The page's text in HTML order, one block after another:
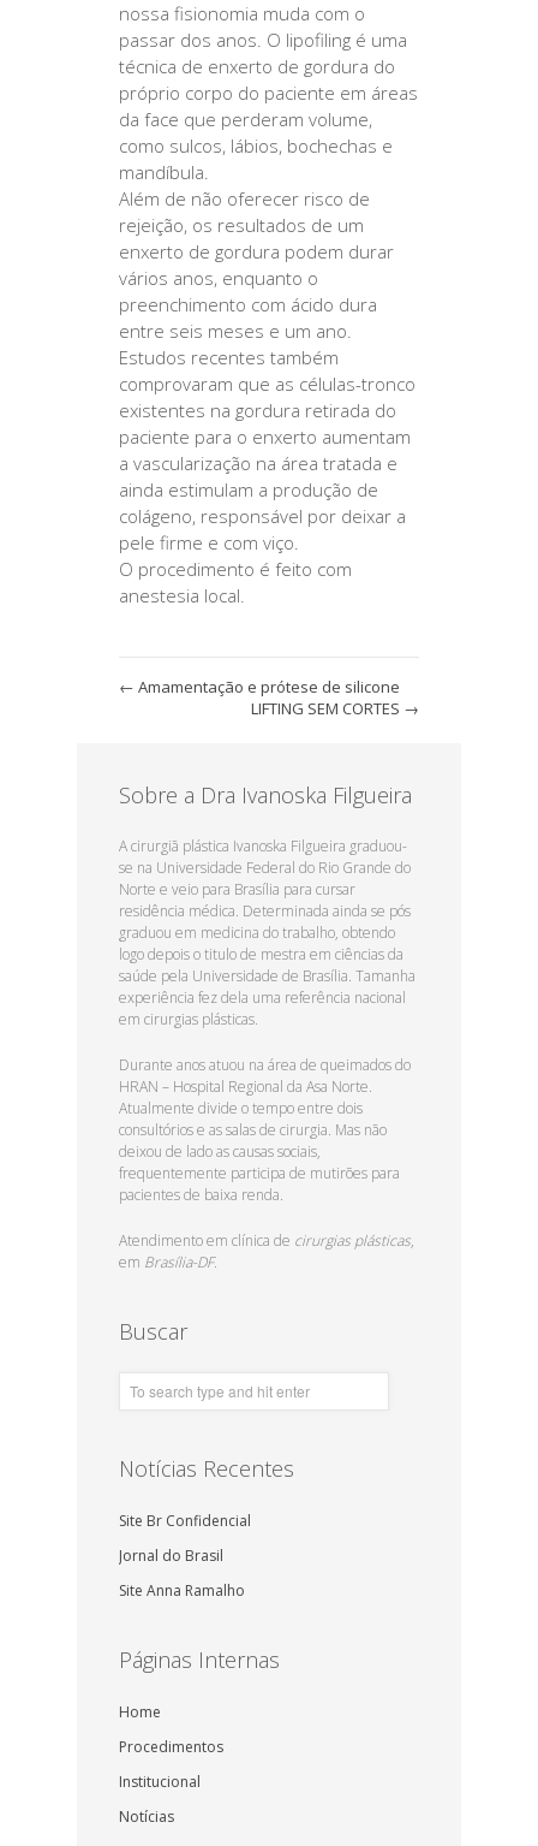
nossa fisionomia muda com o
passar dos anos. O lipofiling é uma
técnica de enxerto de gordura do
próprio corpo do paciente em áreas
da face que perderam volume,
como sulcos, lábios, bochechas e
mandíbula.
Além de não oferecer risco de
rejeição, os resultados de um
enxerto de gordura podem durar
vários anos, enquanto o
preenchimento com ácido dura
entre seis meses e um ano.
Estudos recentes também
comprovaram que as células-tronco
existentes na gordura retirada do
paciente para o enxerto aumentam
a vascularização na área tratada e
ainda estimulam a produção de
colágeno, responsável por deixar a
pele firme e com viço.
O procedimento é feito com
anestesia local.
← Amamentação e prótese de silicone
LIFTING SEM CORTES →
Sobre a Dra Ivanoska Filgueira
A cirurgiã plástica Ivanoska Filgueira graduou-
se na Universidade Federal do Rio Grande do
Norte e veio para Brasília para cursar
residência médica. Determinada ainda se pós
graduou em medicina do trabalho, obtendo
logo depois o titulo de mestra em ciências da
saúde pela Universidade de Brasília. Tamanha
experiência fez dela uma referência nacional
em cirurgias plásticas.
Durante anos atuou na área de queimados do
HRAN – Hospital Regional da Asa Norte.
Atualmente divide o tempo entre dois
consultórios e as salas de cirurgia. Mas não
deixou de lado as causas sociais,
frequentemente participa de mutirões para
pacientes de baixa renda.
Atendimento em clínica de cirurgias plásticas,
em Brasília-DF.
Buscar
Notícias Recentes
Site Br Confidencial
Jornal do Brasil
Site Anna Ramalho
Páginas Internas
Home
Procedimentos
Institucional
Notícias